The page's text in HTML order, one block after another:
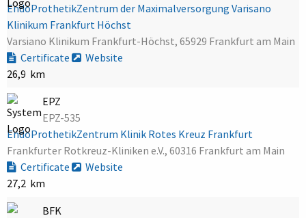
EndoProthetikZentrum der Maximalversorgung Varisano
Klinikum Frankfurt Höchst
Varsiano Klinikum Frankfurt-Höchst, 65929 Frankfurt am Main
Certificate
Website
26,9 km
EPZ
EPZ-535
EndoProthetikZentrum Klinik Rotes Kreuz Frankfurt
Frankfurter Rotkreuz-Kliniken e.V., 60316 Frankfurt am Main
Certificate
Website
27,2 km
BFK